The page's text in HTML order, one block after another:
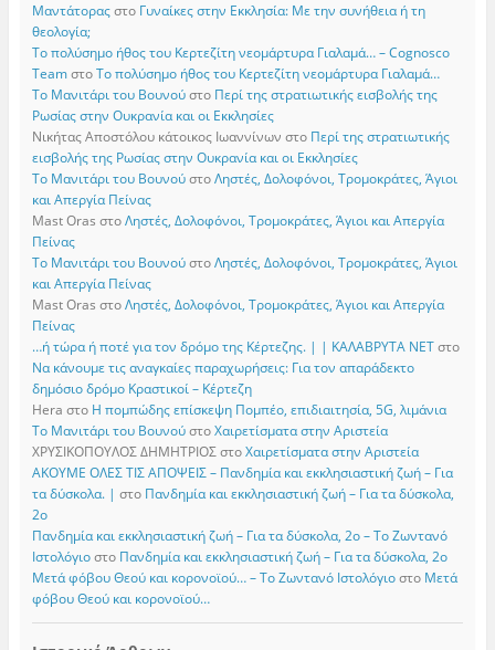
Μαντάτοραςστο Γυναίκες στην Εκκλησία: Με την συνήθεια ή τη
θεολογία;
Το πολύσημο ήθος του Κερτεζίτη νεομάρτυρα Γιαλαμά… – Cognosco
TeamστοΤο πολύσημο ήθος του Κερτεζίτη νεομάρτυρα Γιαλαμά…
Το Μανιτάρι του Βουνούστο Περί της στρατιωτικής εισβολής της
Ρωσίας στην Ουκρανία και οι Εκκλησίες
Νικήτας Αποστόλου κάτοικος Ιωαννίνων στο Περί της στρατιωτικής
εισβολής της Ρωσίας στην Ουκρανία και οι Εκκλησίες
Το Μανιτάρι του ΒουνούστοΛηστές, Δολοφόνοι, Τρομοκράτες, Άγιοι
και Απεργία Πείνας
Mast Oras στοΛηστές, Δολοφόνοι, Τρομοκράτες, Άγιοι και Απεργία
Πείνας
Το Μανιτάρι του ΒουνούστοΛηστές, Δολοφόνοι, Τρομοκράτες, Άγιοι
και Απεργία Πείνας
Mast Oras στοΛηστές, Δολοφόνοι, Τρομοκράτες, Άγιοι και Απεργία
Πείνας
…ή τώρα ή ποτέ για τον δρόμο της Κέρτεζης. | | ΚΑΛΑΒΡΥΤΑ ΝΕΤστο
Να κάνουμε τις αναγκαίες παραχωρήσεις: Για τον απαράδεκτο
δημόσιο δρόμο Κραστικοί – Κέρτεζη
Hera στο Η πομπώδης επίσκεψη Πομπέο, επιδιαιτησία, 5G, λιμάνια
Το Μανιτάρι του ΒουνούστοΧαιρετίσματα στην Αριστεία
ΧΡΥΣΙΚΟΠΟΥΛΟΣ ΔΗΜΗΤΡΙΟΣστοΧαιρετίσματα στην Αριστεία
ΑΚΟΥΜΕ ΟΛΕΣ ΤΙΣ ΑΠΟΨΕΙΣ – Πανδημία και εκκλησιαστική ζωή – Για
τα δύσκολα. | στο Πανδημία και εκκλησιαστική ζωή – Για τα δύσκολα,
2ο
Πανδημία και εκκλησιαστική ζωή – Για τα δύσκολα, 2ο – Το Zωντανό
Iστολόγιοστο Πανδημία και εκκλησιαστική ζωή – Για τα δύσκολα, 2ο
Μετά φόβου Θεού και κορονοϊού… – Το Zωντανό Iστολόγιοστο Μετά
φόβου Θεού και κορονοϊού…